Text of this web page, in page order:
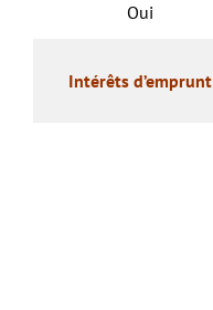
Oui
Intérêts d’emprunt